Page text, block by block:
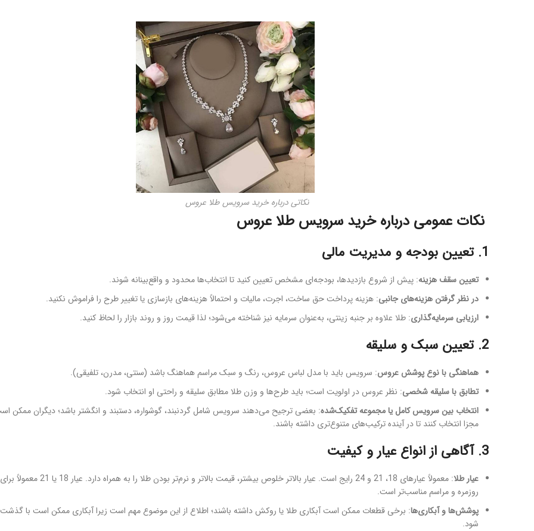
نکاتی درباره خرید سرویس طلا عروس
نکات عمومی درباره خرید سرویس طلا عروس
تعیین سقف هزینه: پیش از شروع بازدیدها، بودجه‌ای مشخص تعیین کنید تا انتخاب‌ها محدود و واقع‌بینانه شوند.
در نظر گرفتن هزینه‌های جانبی: هزینه پرداخت حق ساخت، اجرت، مالیات و احتمالاً هزینه‌های بازسازی یا تغییر طرح را فراموش نکنید.
ارزیابی سرمایه‌گذاری: طلا علاوه بر جنبه زینتی، به‌عنوان سرمایه نیز شناخته می‌شود؛ لذا قیمت روز و روند بازار را لحاظ کنید.
2. تعیین سبک و سلیقه
هماهنگی با نوع پوشش عروس: سرویس باید با مدل لباس عروس، رنگ و سبک مراسم هماهنگ باشد (سنتی، مدرن، تلفیقی).
تطابق با سلیقه شخصی: نظر عروس در اولویت است؛ باید طرح‌ها و وزن طلا مطابق سلیقه و راحتی او انتخاب شود.
انتخاب بین سرویس کامل یا مجموعه تفکیک‌شده: بعضی ترجیح می‌دهند سرویس شامل گردنبند، گوشواره، دستبند و انگشتر باشد؛ دیگران ممکن
مجزا انتخاب کنند تا در آینده ترکیب‌های متنوع‌تری داشته باشند.
3. آگاهی از انواع عیار و کیفیت
عیار طلا
: معمولاً عیارهای 18، 21 و 24 رایج است. عیار بالاتر خلوص بیشتر، قیمت بالاتر و نرم‌تر
روزمره و مراسم مناسب‌تر است.
پوشش‌ها و آبکاری‌ها: برخی قطعات ممکن است آبکاری طلا یا روکش داشته باشند؛ اطلاع از این موضوع مهم است زیرا آبکاری ممکن است با گذشت
شود.